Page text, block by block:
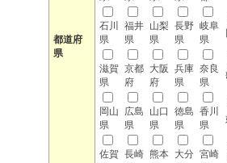
都道府
県
石川
県
福井
県
山梨
県
長野
県
岐阜
県
滋賀
県
京都
府
大阪
府
兵庫
県
奈良
県
岡山
県
広島
県
山口
県
徳島
県
香川
県
佐賀 長崎 熊本 大分 宮崎